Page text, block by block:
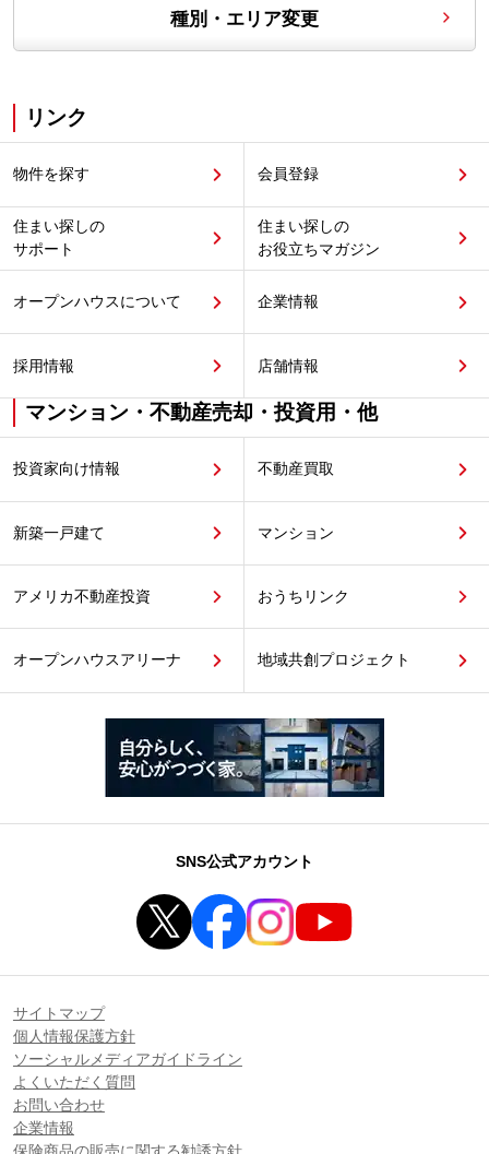
種別・エリア変更
リンク
物件を探す 会員登録
住まい探しの
サポート
住まい探しの
お役立ちマガジン
オープンハウスについて 企業情報
採用情報 店舗情報
マンション・不動産売却・投資用・他
投資家向け情報 不動産買取
新築一戸建て マンション
アメリカ不動産投資 おうちリンク
オープンハウスアリーナ 地域共創プロジェクト
SNS公式アカウント
サイトマップ
個人情報保護方針
ソーシャルメディアガイドライン
よくいただく質問
お問い合わせ
企業情報